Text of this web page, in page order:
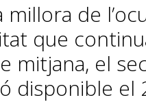
de
que
mitjana, el
disponible